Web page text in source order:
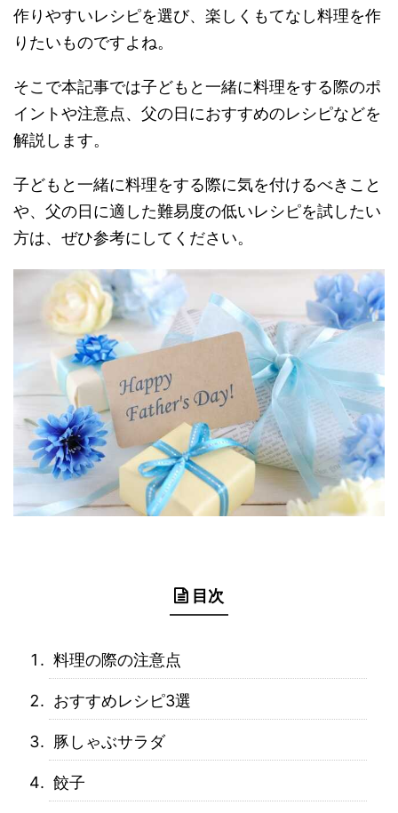
作りやすいレシピを選び、楽しくもてなし料理を作
りたいものですよね。
そこで本記事では子どもと一緒に料理をする際のポ
イントや注意点、父の日におすすめのレシピなどを
解説します。
子どもと一緒に料理をする際に気を付けるべきこと
や、父の日に適した難易度の低いレシピを試したい
方は、ぜひ参考にしてください。
目次
料理の際の注意点
おすすめレシピ3選
豚しゃぶサラダ
餃子